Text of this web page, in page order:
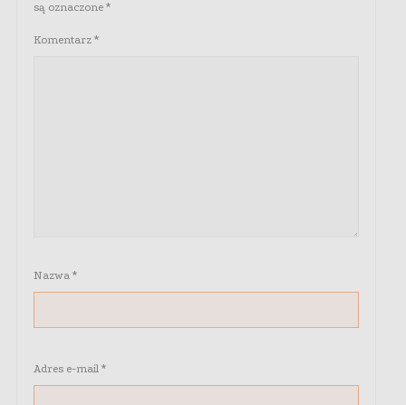
są oznaczone *
Komentarz *
Nazwa *
Adres e-mail *